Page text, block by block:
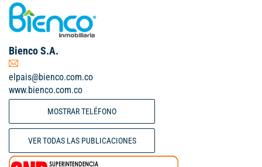
Bienco S.A.
elpais@bienco.com.co
www.bienco.com.co
MOSTRAR TELÉFONO
VER TODAS LAS PUBLICACIONES